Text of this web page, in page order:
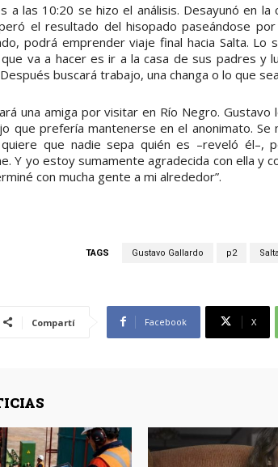
a las 10:20 se hizo el análisis. Desayunó en
el resultado del hisopado paseándose
podrá emprender viaje final hacia Salta.
va a hacer es ir a la casa de sus padres y
buscará trabajo, una changa o lo que
una amiga por visitar en Río Negro.
que prefería mantenerse en el anonimato.
quiere que nadie sepa quién es –reveló
Y yo estoy sumamente agradecida con ella y
con mucha gente a mi alrededor”.
TAGS Gustavo Gallardo p2 Salta
Compartí Facebook X